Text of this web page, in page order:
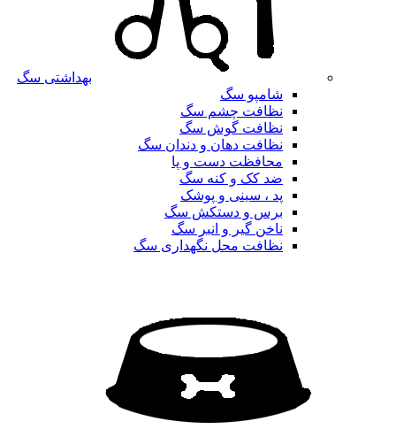
بهداشتی سگ
شامپو سگ
نظافت چشم سگ
نظافت گوش سگ
نظافت دهان و دندان سگ
محافظت دست و پا
ضد کک و کنه سگ
پد ، سینی و پوشک
برس و دستکش سگ
ناخن گیر و انبر سگ
نظافت محل نگهداری سگ